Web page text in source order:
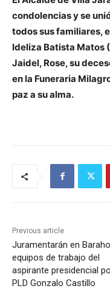
condolencias y se
todos sus familiares,
Ideliza Batista Matos
Jaidel, Rose, su
en la Funeraria
paz a su alma.
Previous article
Juramentarán en
equipos de trabajo del
aspirante presidencial
PLD Gonzalo Castillo